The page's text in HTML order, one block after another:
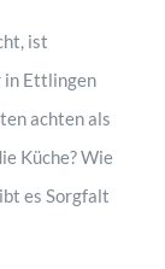
ist
in Ettlingen
achten als
Küche? Wie
es Sorgfalt